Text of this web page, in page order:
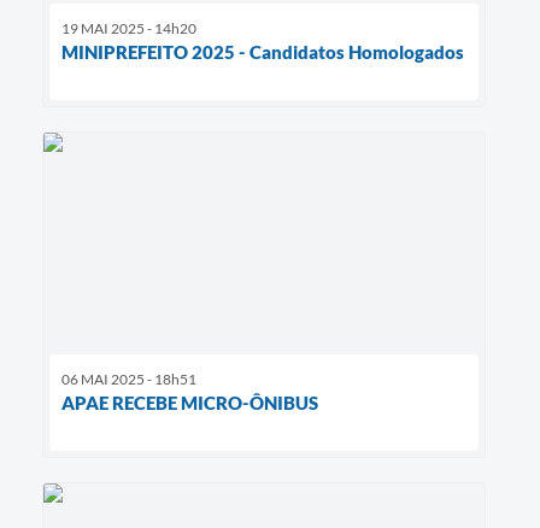
19 MAI 2025 - 14h20
MINIPREFEITO 2025 - Candidatos Homologados
06 MAI 2025 - 18h51
APAE RECEBE MICRO-ÔNIBUS